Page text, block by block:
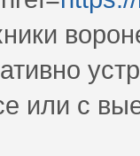
или с